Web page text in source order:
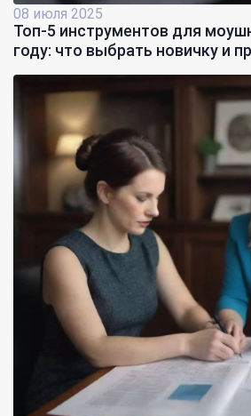
08 июля 2025
Топ-5 инструментов для
году: что выбрать новичку и